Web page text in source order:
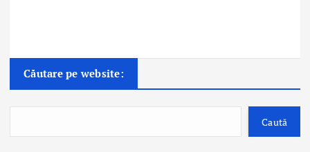
Căutare pe website:
Caută